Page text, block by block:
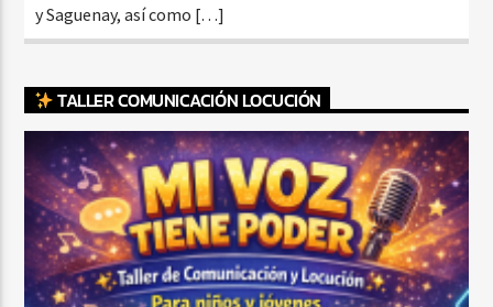
y Saguenay, así como […]
TALLER COMUNICACIÓN LOCUCIÓN